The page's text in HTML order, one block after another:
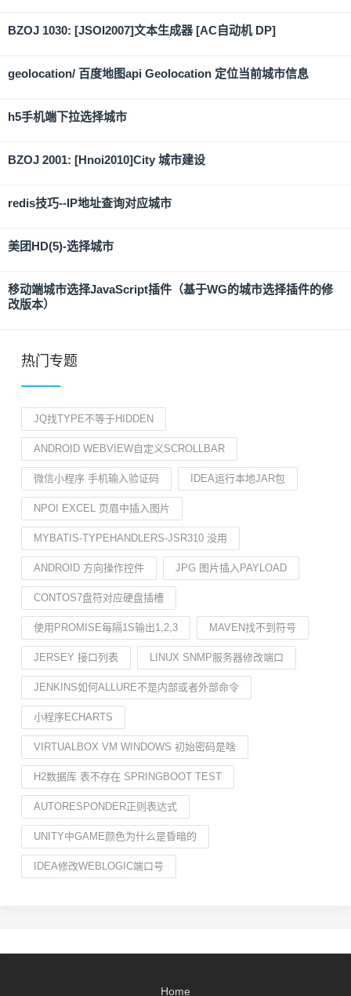
BZOJ 1030: [JSOI2007]文本生成器 [AC自动机 DP]
geolocation/ 百度地图api Geolocation 定位当前城市信息
h5手机端下拉选择城市
BZOJ 2001: [Hnoi2010]City 城市建设
redis技巧--IP地址查询对应城市
美团HD(5)-选择城市
移动端城市选择JavaScript插件（基于WG的城市选择插件的修
改版本）
热门专题
JQ找TYPE不等于HIDDEN
ANDROID WEBVIEW自定义SCROLLBAR
微信小程序 手机输入验证码 IDEA运行本地JAR包
NPOI EXCEL 页眉中插入图片
MYBATIS-TYPEHANDLERS-JSR310 没用
ANDROID 方向操作控件 JPG 图片插入PAYLOAD
CONTOS7盘符对应硬盘插槽
使用PROMISE每隔1S输出1,2,3 MAVEN找不到符号
JERSEY 接口列表 LINUX SNMP服务器修改端口
JENKINS如何ALLURE不是内部或者外部命令
小程序ECHARTS
VIRTUALBOX VM WINDOWS 初始密码是啥
H2数据库 表不存在 SPRINGBOOT TEST
AUTORESPONDER正则表达式
UNITY中GAME颜色为什么是昏暗的
IDEA修改WEBLOGIC端口号
Home